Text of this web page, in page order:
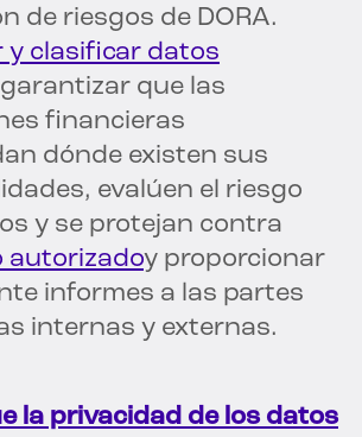
de riesgos de DORA.
y clasificar datos
garantizar que las
financieras
dónde existen sus
evalúen el riesgo
y se protejan contra
autorizadoy proporcionar
informes a las partes
internas y externas.
la privacidad de los datos